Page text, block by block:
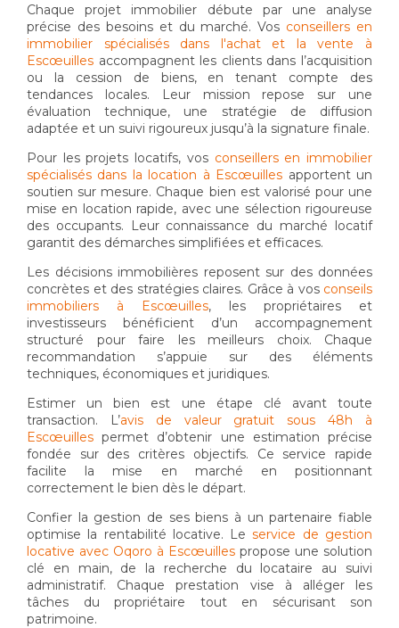
Chaque projet immobilier débute par une analyse
précise des besoins et du marché. Vos conseillers en
immobilier spécialisés dans l'achat et la vente à
Escœuilles accompagnent les clients dans l’acquisition
ou la cession de biens, en tenant compte des
tendances locales. Leur mission repose sur une
évaluation technique, une stratégie de diffusion
adaptée et un suivi rigoureux jusqu’à la signature finale.
Pour les projets locatifs, vos conseillers en immobilier
spécialisés dans la location à Escœuilles apportent un
soutien sur mesure. Chaque bien est valorisé pour une
mise en location rapide, avec une sélection rigoureuse
des occupants. Leur connaissance du marché locatif
garantit des démarches simplifiées et efficaces.
Les décisions immobilières reposent sur des données
concrètes et des stratégies claires. Grâce à vos conseils
immobiliers à Escœuilles, les propriétaires et
investisseurs bénéficient d’un accompagnement
structuré pour faire les meilleurs choix. Chaque
recommandation s’appuie sur des éléments
techniques, économiques et juridiques.
Estimer un bien est une étape clé avant toute
transaction. L’avis de valeur gratuit sous 48h à
Escœuilles permet d’obtenir une estimation précise
fondée sur des critères objectifs. Ce service rapide
facilite la mise en marché en positionnant
correctement le bien dès le départ.
Confier la gestion de ses biens à un partenaire fiable
optimise la rentabilité locative. Leservice de gestion
locative avec Oqoro à Escœuilles propose une solution
clé en main, de la recherche du locataire au suivi
administratif. Chaque prestation vise à alléger les
tâches du propriétaire tout en sécurisant son
patrimoine.